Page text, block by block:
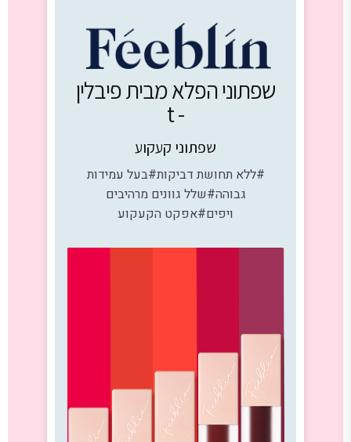
שפתוני הפלא מבית פיבלין
- t
שפתוני קעקוע
#ללא תחושת דביקות#בעל עמידות
גבוהה#שלל גוונים מרהיבים
ויפים#אפקט הקעקוע